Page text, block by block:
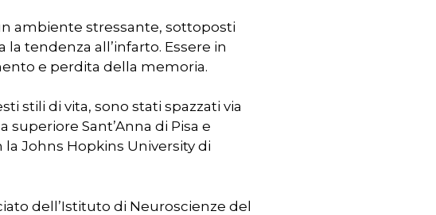
ambiente stressante, sottoposti
tendenza all’infarto. Essere in
e perdita della memoria.
stili di vita, sono stati spazzati via
Sant’Anna di Pisa e
la Johns Hopkins University di
dell’Istituto di Neuroscienze del